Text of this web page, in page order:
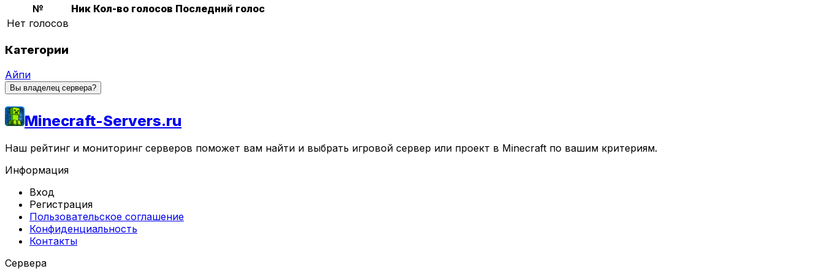
№ Ник Кол-во голосов Последний голос
Нет голосов
Категории
Айпи
Вы владелец сервера?
Minecraft-Servers.ru
Наш рейтинг и мониторинг серверов поможет вам найти и выбрать игровой сервер или проект в Minecraft по вашим критериям.
Информация
Вход
Регистрация
Пользовательское соглашение
Конфиденциальность
Контакты
Сервера